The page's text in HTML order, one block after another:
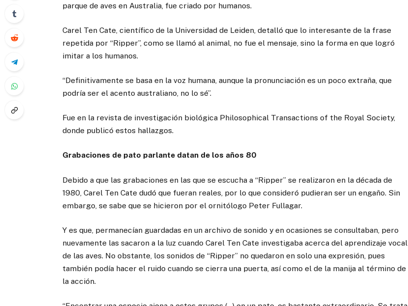
parque de aves en Australia, fue criado por humanos.
Carel Ten Cate, científico de la Universidad de Leiden, detalló que lo interesante de la frase
repetida por “Ripper”, como se llamó al animal, no fue el mensaje, sino la forma en que logró
imitar a los humanos.
“Definitivamente se basa en la voz humana, aunque la pronunciación es un poco extraña, que
podría ser el acento australiano, no lo sé”.
Fue en la revista de investigación biológica Philosophical Transactions of the Royal Society,
donde publicó estos hallazgos.
Grabaciones de pato parlante datan de los años 80
Debido a que las grabaciones en las que se escucha a “Ripper” se realizaron en la década de
1980, Carel Ten Cate dudó que fueran reales, por lo que consideró pudieran ser un engaño. Sin
embargo, se sabe que se hicieron por el ornitólogo Peter Fullagar.
Y es que, permanecían guardadas en un archivo de sonido y en ocasiones se consultaban, pero
nuevamente las sacaron a la luz cuando Carel Ten Cate investigaba acerca del aprendizaje vocal
de las aves. No obstante, los sonidos de “Ripper” no quedaron en solo una expresión, pues
también podía hacer el ruido cuando se cierra una puerta, así como el de la manija al término de
la acción.